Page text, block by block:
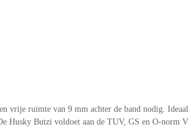
vrije ruimte van 9 mm achter de band nodig.
Husky Butzi voldoet aan de TUV, GS en O-norm